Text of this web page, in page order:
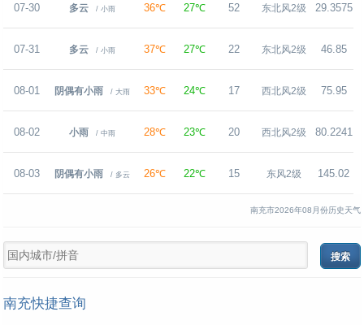
07-30 多云 / 小雨 36℃ 27℃ 52 东北风2级 29.3575
07-31 多云 / 小雨 37℃ 27℃ 22 东北风2级 46.85
08-01 阴偶有小雨 / 大雨 33℃ 24℃ 17 西北风2级 75.95
08-02 小雨 / 中雨 28℃ 23℃ 20 西北风2级 80.2241
08-03 阴偶有小雨 / 多云 26℃ 22℃ 15 东风2级 145.02
南充市2026年08月份历史天气
南充快捷查询